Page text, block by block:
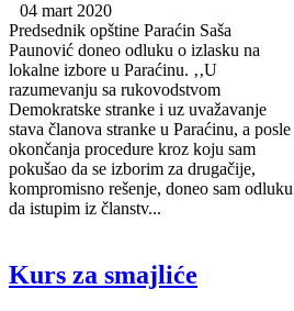
04 mart 2020
Predsednik opštine Paraćin Saša
Paunović doneo odluku o izlasku na
lokalne izbore u Paraćinu. ‚‚U
razumevanju sa rukovodstvom
Demokratske stranke i uz uvažavanje
stava članova stranke u Paraćinu, a posle
okončanja procedure kroz koju sam
pokušao da se izborim za drugačije,
kompromisno rešenje, doneo sam odluku
da istupim iz članstv...
Kurs za smajliće